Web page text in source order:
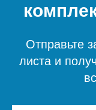
Отправьте
листа и